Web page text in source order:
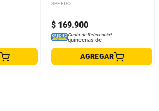
SPEEDO
$ 169.900
Cuota de Referencia*
quincenas de
AGREGAR